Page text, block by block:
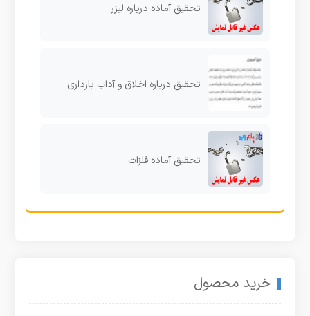
تحقیق آماده درباره لیزر
تحقیق درباره اخلاق و آداب بارداری
تحقیق آماده فلزات
خرید محصول